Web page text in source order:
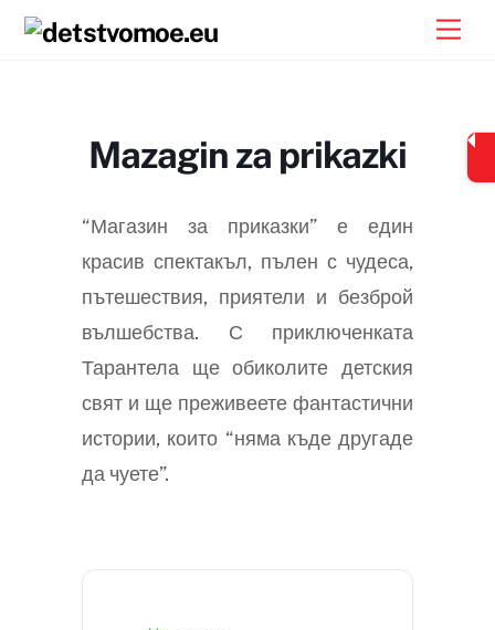
Skip
Mazagin za prikazki
“Магазин за приказки” е един
красив спектакъл, пълен с чудеса,
пътешествия, приятели и безброй
вълшебства. С приключенката
Тарантела ще обиколите детския
свят и ще преживеете фантастични
истории, които “няма къде другаде
да чуете”.